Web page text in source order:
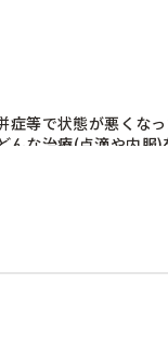
等で状態が悪くな
な治療(点滴や内服